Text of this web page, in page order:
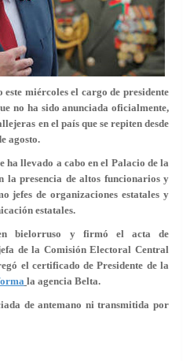
miércoles el cargo de presidente
no ha sido anunciada oficialmente,
en el país que se repiten desde
agosto.
ha llevado a cabo en el Palacio de la
la presencia de altos funcionarios y
jefes de organizaciones estatales y
estatales.
en bielorruso y firmó el acta de
de la Comisión Electoral Central
el certificado de Presidente de la
la agencia Belta.
de antemano ni transmitida por